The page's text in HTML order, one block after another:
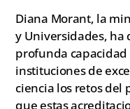
Diana Morant, la
y Universidades, ha
profunda
instituciones de
ciencia los retos del
que estas